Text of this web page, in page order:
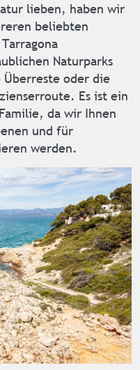
lieben, haben wir
beliebten
Naturparks
oder die
Es ist ein
da wir Ihnen
und für
werden.